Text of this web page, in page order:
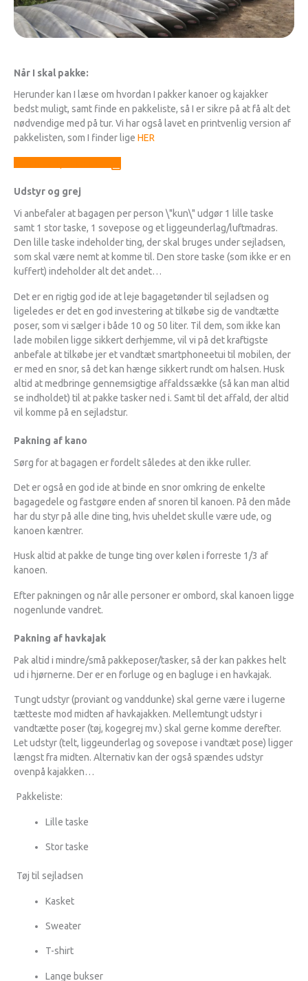
Når I skal pakke:
Herunder kan I læse om hvordan I pakker kanoer og kajakker
bedst muligt, samt finde en pakkeliste, så I er sikre på at få alt det
nødvendige med på tur. Vi har også lavet en printvenlig version af
pakkelisten, som I finder lige HER
Udstyr og grej
Vi anbefaler at bagagen per person \"kun\" udgør 1 lille taske
samt 1 stor taske, 1 sovepose og et liggeunderlag/luftmadras.
Den lille taske indeholder ting, der skal bruges under sejladsen,
som skal være nemt at komme til. Den store taske (som ikke er en
kuffert) indeholder alt det andet…
Det er en rigtig god ide at leje bagagetønder til sejladsen og
ligeledes er det en god investering at tilkøbe sig de vandtætte
poser, som vi sælger i både 10 og 50 liter. Til dem, som ikke kan
lade mobilen ligge sikkert derhjemme, vil vi på det kraftigste
anbefale at tilkøbe jer et vandtæt smartphoneetui til mobilen, der
er med en snor, så det kan hænge sikkert rundt om halsen. Husk
altid at medbringe gennemsigtige affaldssække (så kan man altid
se indholdet) til at pakke tasker ned i. Samt til det affald, der altid
vil komme på en sejladstur.
Pakning af kano
Sørg for at bagagen er fordelt således at den ikke ruller.
Det er også en god ide at binde en snor omkring de enkelte
bagagedele og fastgøre enden af snoren til kanoen. På den måde
har du styr på alle dine ting, hvis uheldet skulle være ude, og
kanoen kæntrer.
Husk altid at pakke de tunge ting over kølen i forreste 1/3 af
kanoen.
Efter pakningen og når alle personer er ombord, skal kanoen ligge
nogenlunde vandret.
Pakning af havkajak
Pak altid i mindre/små pakkeposer/tasker, så der kan pakkes helt
ud i hjørnerne. Der er en forluge og en bagluge i en havkajak.
Tungt udstyr (proviant og vanddunke) skal gerne være i lugerne
tætteste mod midten af havkajakken. Mellemtungt udstyr i
vandtætte poser (tøj, kogegrej mv.) skal gerne komme derefter.
Let udstyr (telt, liggeunderlag og sovepose i vandtæt pose) ligger
længst fra midten. Alternativ kan der også spændes udstyr
ovenpå kajakken…
Pakkeliste:
Lille taske
Stor taske
Tøj til sejladsen
Kasket
Sweater
T-shirt
Lange bukser